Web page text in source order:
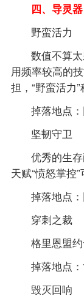
四、导灵器
野蛮活力
数值不算
用频率较高的
担，“野蛮活力
掉落地点：
坚韧守卫
优秀的生
天赋“愤怒掌控
掉落地点：
穿刺之裁
格里恩盟
掉落地点
毁灭回响